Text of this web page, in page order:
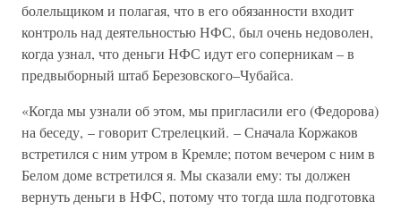
болельщиком и полагая, что в его обязанности входит
контроль над деятельностью НФС, был очень недоволен,
когда узнал, что деньги НФС идут его соперникам – в
предвыборный штаб Березовского–Чубайса.
«Когда мы узнали об этом, мы пригласили его (Федорова)
на беседу, – говорит Стрелецкий. – Сначала Коржаков
встретился с ним утром в Кремле; потом вечером с ним в
Белом доме встретился я. Мы сказали ему: ты должен
вернуть деньги в НФС, потому что тогда шла подготовка